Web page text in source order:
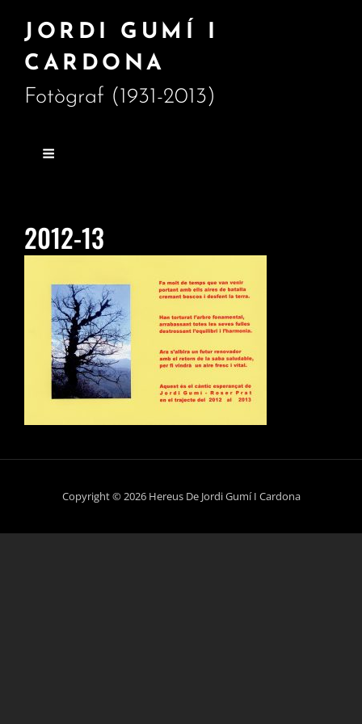
JORDI GUMÍ I
CARDONA
Fotògraf (1931-2013)
2012-13
Copyright © 2026 Hereus De Jordi Gumí I Cardona